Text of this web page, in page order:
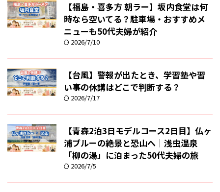
【福島・喜多方 朝ラー】坂内食堂は何
時なら空いてる？駐車場・おすすめメ
ニューも50代夫婦が紹介
2026/7/10
【台風】警報が出たとき、学習塾や習
い事の休講はどこで判断する？
2026/7/17
【青森2泊3日モデルコース2日目】仏ヶ
浦ブルーの絶景と恐山へ｜浅虫温泉
「柳の湯」に泊まった50代夫婦の旅
2026/7/5